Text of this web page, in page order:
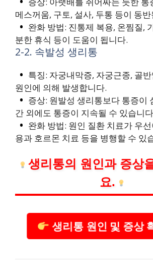
메스꺼움, 구토, 설사, 두통 등이 동
완화 방법: 진통제 복용, 온찜질,
분한 휴식 등이 도움이 됩니다.
2-2. 속발성 생리통
특징: 자궁내막증, 자궁근종, 골
원인에 의해 발생합니다.
증상: 원발성 생리통보다 통증이
간 외에도 통증이 지속될 수 있습니
완화 방법: 원인 질환 치료가 우
용과 호르몬 치료 등을 병행할 수 있
생리통의 원인과 증상
요.
생리통 원인 및 증상